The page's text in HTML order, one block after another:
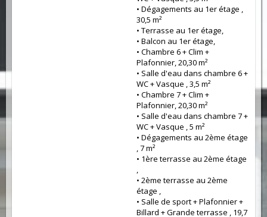
• Dégagements au 1er étage ,
30,5 m²
• Terrasse au 1er étage,
• Balcon au 1er étage,
• Chambre 6 + Clim +
Plafonnier, 20,30 m²
• Salle d'eau dans chambre 6 +
WC + Vasque , 3,5 m²
• Chambre 7 + Clim +
Plafonnier, 20,30 m²
• Salle d'eau dans chambre 7 +
WC + Vasque , 5 m²
• Dégagements au 2ème étage
, 7 m²
• 1ère terrasse au 2ème étage
,
• 2ème terrasse au 2ème
étage ,
• Salle de sport + Plafonnier +
Billard + Grande terrasse , 19,7